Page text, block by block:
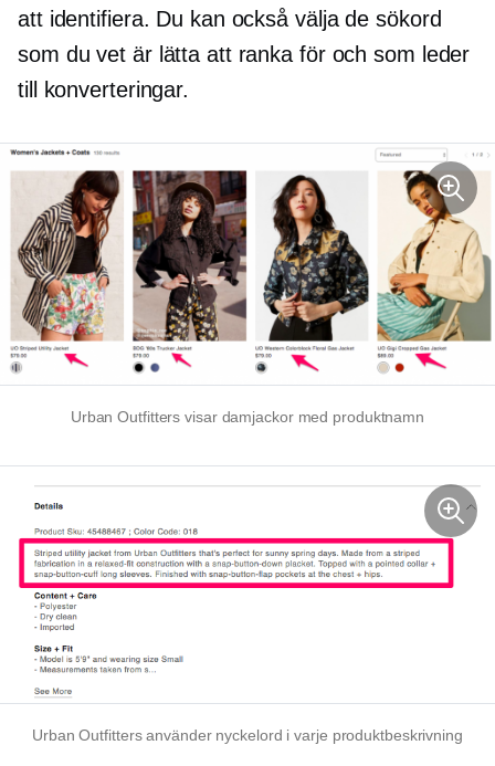
att identifiera. Du kan också välja de sökord
som du vet är lätta att ranka för och som leder
till konverteringar.
Urban Outfitters visar damjackor med produktnamn
Urban Outfitters använder nyckelord i varje produktbeskrivning